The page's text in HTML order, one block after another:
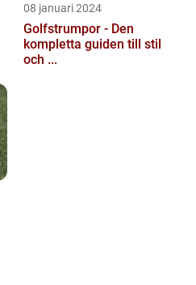
08 januari 2024
Golfstrumpor - Den
kompletta guiden till stil
och ...